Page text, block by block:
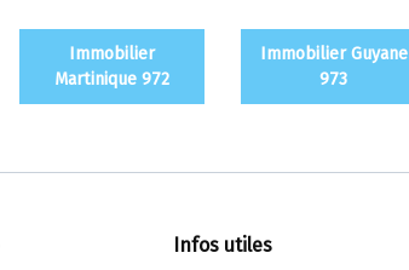
Immobilier
Martinique 972
Immobilier Guyane
973
Infos utiles